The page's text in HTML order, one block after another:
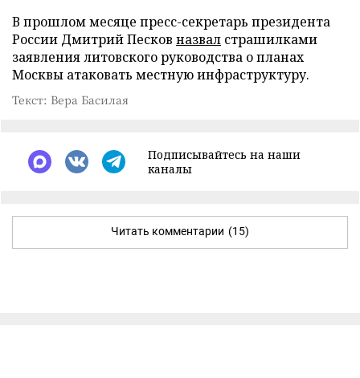
В прошлом месяце пресс-секретарь президента
России Дмитрий Песков назвал страшилками
заявления литовского руководства о планах
Москвы атаковать местную инфраструктуру.
Текст: Вера Басилая
Подписывайтесь на наши
каналы
Читать комментарии (15)